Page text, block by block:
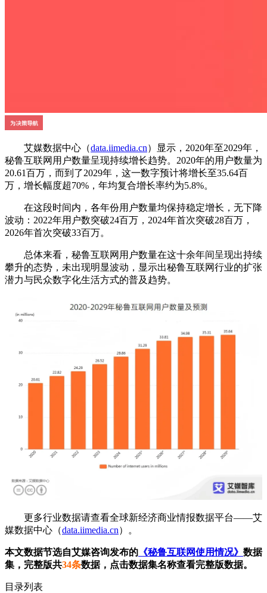
艾媒数据中心（data.iimedia.cn）显示，2020年至2029年，
秘鲁互联网用户数量呈现持续增长趋势。2020年的用户数量为
20.61百万，而到了2029年，这一数字预计将增长至35.64百
万，增长幅度超70%，年均复合增长率约为5.8%。
在这段时间内，各年份用户数量均保持稳定增长，无下降
波动：2022年用户数突破24百万，2024年首次突破28百万，
2026年首次突破33百万。
总体来看，秘鲁互联网用户数量在这十余年间呈现出持续
攀升的态势，未出现明显波动，显示出秘鲁互联网行业的扩张
潜力与民众数字化生活方式的普及趋势。
更多行业数据请查看全球新经济商业情报数据平台——艾
媒数据中心（data.iimedia.cn）。
本文数据节选自艾媒咨询发布的 《秘鲁互联网使用情况》 数据
集，完整版共34条数据，点击数据集名称查看完整版数据。
目录列表